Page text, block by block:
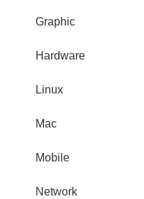
Graphic
Hardware
Linux
Mac
Mobile
Network